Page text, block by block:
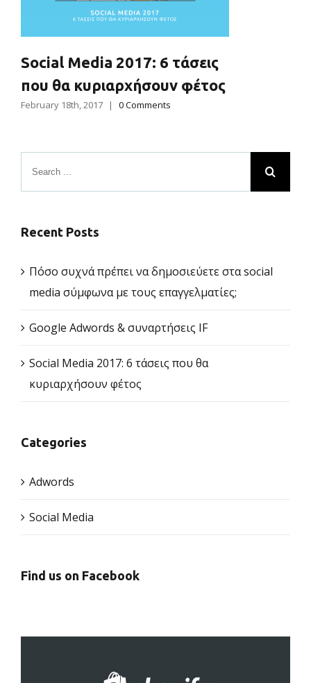
Social Media 2017: 6 τάσεις
που θα κυριαρχήσουν φέτος
February 18th, 2017 | 0 Comments
Recent Posts
Πόσο συχνά πρέπει να δημοσιεύετε στα social
media σύμφωνα με τους επαγγελματίες;
Google Adwords & συναρτήσεις IF
Social Media 2017: 6 τάσεις που θα
κυριαρχήσουν φέτος
Categories
Adwords
Social Media
Find us on Facebook